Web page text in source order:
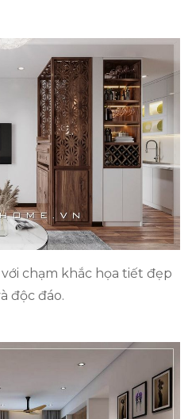
chạm khắc họa tiết đẹp
độc đáo.